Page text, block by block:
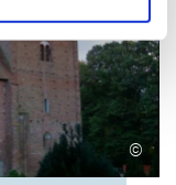
©